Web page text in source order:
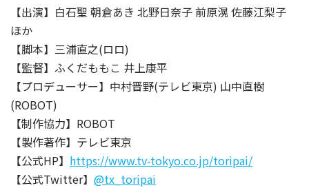
【出演】白石聖 朝倉あき 北野日奈子 前原滉 佐藤江梨子
ほか
【脚本】三浦直之(ロロ)
【監督】ふくだももこ 井上康平
【プロデューサー】中村晋野(テレビ東京) 山中直樹
(ROBOT)
【制作協力】ROBOT
【製作著作】テレビ東京
【公式HP】 https://www.tv-tokyo.co.jp/toripai/
【公式Twitter】 @tx_toripai